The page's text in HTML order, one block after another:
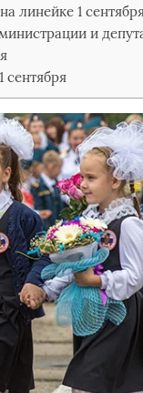
линейке 1
и
сентября